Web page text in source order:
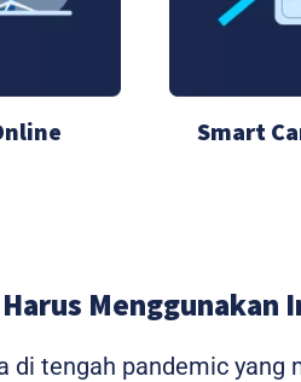
Smart
Menggunakan
tengah pandemic